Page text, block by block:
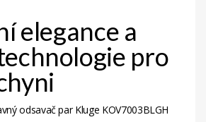
elegance a
pro
odsavač par Kluge KOV7003BLGH